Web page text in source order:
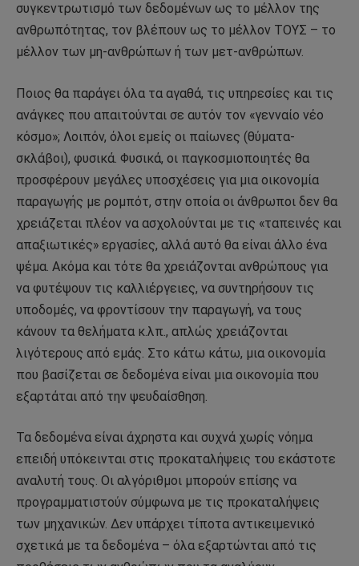
συγκεντρωτισμό των δεδομένων ως το μέλλον της
ανθρωπότητας, τον βλέπουν ως το μέλλον ΤΟΥΣ – το
μέλλον των μη-ανθρώπων ή των μετ-ανθρώπων.
Ποιος θα παράγει όλα τα αγαθά, τις υπηρεσίες και τις
ανάγκες που απαιτούνται σε αυτόν τον «γενναίο νέο
κόσμο»; Λοιπόν, όλοι εμείς οι παίωνες (θύματα-
σκλάβοι), φυσικά. Φυσικά, οι παγκοσμιοποιητές θα
προσφέρουν μεγάλες υποσχέσεις για μια οικονομία
παραγωγής με ρομπότ, στην οποία οι άνθρωποι δεν θα
χρειάζεται πλέον να ασχολούνται με τις «ταπεινές και
απαξιωτικές» εργασίες, αλλά αυτό θα είναι άλλο ένα
ψέμα. Ακόμα και τότε θα χρειάζονται ανθρώπους για
να φυτέψουν τις καλλιέργειες, να συντηρήσουν τις
υποδομές, να φροντίσουν την παραγωγή, να τους
κάνουν τα θελήματα κ.λπ., απλώς χρειάζονται
λιγότερους από εμάς. Στο κάτω κάτω, μια οικονομία
που βασίζεται σε δεδομένα είναι μια οικονομία που
εξαρτάται από την ψευδαίσθηση.
Τα δεδομένα είναι άχρηστα και συχνά χωρίς νόημα
επειδή υπόκεινται στις προκαταλήψεις του εκάστοτε
αναλυτή τους. Οι αλγόριθμοι μπορούν επίσης να
προγραμματιστούν σύμφωνα με τις προκαταλήψεις
των μηχανικών. Δεν υπάρχει τίποτα αντικειμενικό
σχετικά με τα δεδομένα – όλα εξαρτώνται από τις